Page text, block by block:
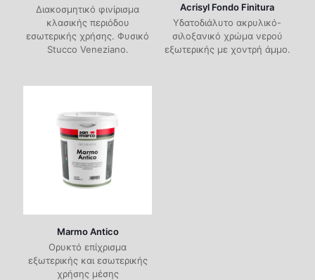
Διακοσμητικό φινίρισμα
κλασικής περιόδου
εσωτερικής χρήσης. Φυσικό
Stucco Veneziano.
Acrisyl Fondo Finitura
Υδατοδιάλυτο ακρυλικό-
σιλοξανικό χρώμα νερού
εξωτερικής με χοντρή άμμο.
Marmo Antico
Oρυκτό επίχρισμα
εξωτερικής και εσωτερικής
χρήσης μέσης